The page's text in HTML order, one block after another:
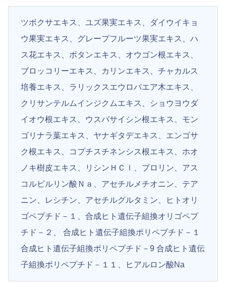
ツボクサエキス、ユズ果実エキス、ダイウイキョ
ウ果実エキス、グレープフルーツ果実エキス、ハ
ス花エキス、ボタンエキス、オウゴン根エキス、
ブロッコリーエキス、カリンエキス、チャカルス
培養エキス、ラリックスエウロパエア木エキス、
クリサンテルムインジクムエキス、ショウヨウダ
イオウ根エキス、ウスバサイシン根エキス、モン
ゴリナラ葉エキス、ヤナギタデエキス、エンゴサ
ク根エキス、コプチスチネンシス根エキス、ホオ
ノキ樹皮エキス、リシンＨＣｌ、プロリン、アス
コルビルリン酸Ｎａ、アセチルメチオニン、テア
ニン、レシチン、アセチルグルタミン、ヒトオリ
ゴペプチド－１、合成ヒト遺伝子組換オリゴペプ
チド－２、 合成ヒト遺伝子組換ポリペプチド－１
合成ヒト遺伝子組換ポリペプチド－9 合成ヒト遺伝
子組換ポリペプチド－１１、ヒアルロン酸Na